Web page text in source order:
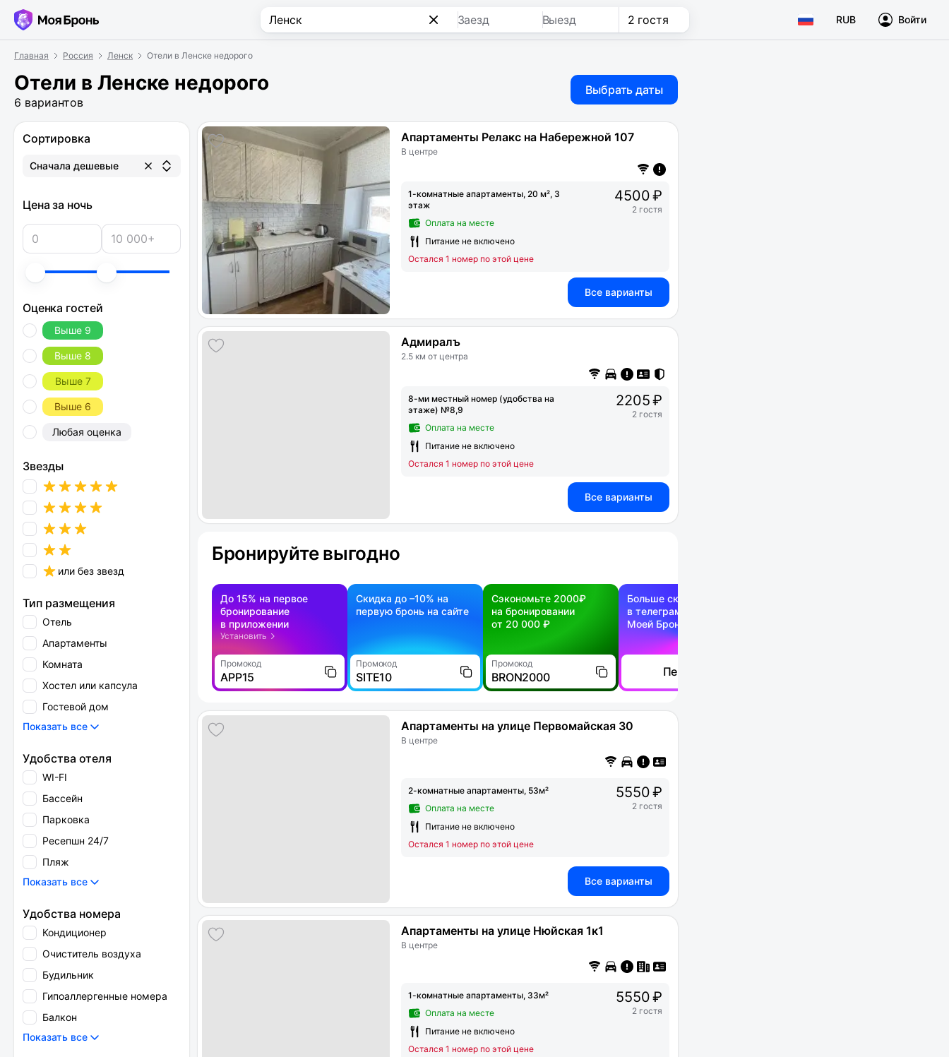
Заезд Выезд 2 гостя RUB Войти
Главная Россия Ленск Отели в Ленске недорого
Отели в Ленске недорого
6 вариантов
Выбрать даты
Сортировка
Сначала дешевые
Цена за ночь
Оценка гостей
Выше 9
Выше 8
Выше 7
Выше 6
Любая оценка
Звезды
или без звезд
Тип размещения
Отель
Апартаменты
Комната
Хостел или капсула
Гостевой дом
Показать все
Удобства отеля
WI-FI
Бассейн
Парковка
Ресепшн 24/7
Пляж
Показать все
Удобства номера
Кондиционер
Очиститель воздуха
Будильник
Гипоаллергенные номера
Балкон
Показать все
Апартаменты Релакс на Набережной 107
В центре
1-комнатные апартаменты, 20 м², 3
этаж
Оплата на месте
Питание не включено
Остался 1 номер по этой цене
4500 ₽
2 гостя
Все варианты
Адмиралъ
2.5 км от центра
8-ми местный номер (удобства на
этаже) №8,9
Оплата на месте
Питание не включено
Остался 1 номер по этой цене
2205 ₽
2 гостя
Все варианты
Бронируйте выгодно
До 15% на первое
бронирование
в приложении
Установить
Промокод
APP15
Скидка до –10% на
первую бронь на сайте
Промокод
SITE10
Сэкономьте 2000₽
на бронировании
от 20 000 ₽
Промокод
BRON2000
Больше скидок —
в телеграм-канале
Моей Брони
Перейти
Апартаменты на улице Первомайская 30
В центре
2-комнатные апартаменты, 53м²
Оплата на месте
Питание не включено
Остался 1 номер по этой цене
5550 ₽
2 гостя
Все варианты
Апартаменты на улице Нюйская 1к1
В центре
1-комнатные апартаменты, 33м²
Оплата на месте
Питание не включено
Остался 1 номер по этой цене
5550 ₽
2 гостя